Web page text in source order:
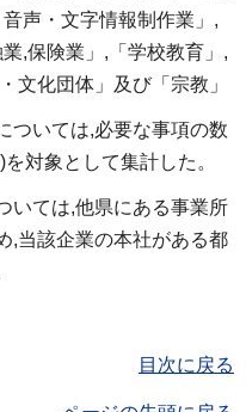
声・文字情報制作業」,
,保険業」,「学校教育」,
文化団体」及び「宗教」
ついては,必要な事項の数
対象として集計した。
いては,他県にある事業所
,当該企業の本社がある都
目次に戻る